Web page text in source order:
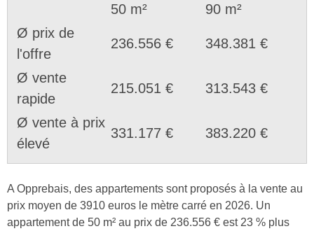
50 m²
90 m²
Ø prix de
l'offre
236.556 € 348.381 €
Ø vente
rapide
215.051 € 313.543 €
Ø vente à prix
élevé
331.177 € 383.220 €
A Opprebais, des appartements sont proposés à la vente au
prix moyen de 3910 euros le mètre carré en 2026. Un
appartement de 50 m² au prix de 236.556 € est 23 % plus